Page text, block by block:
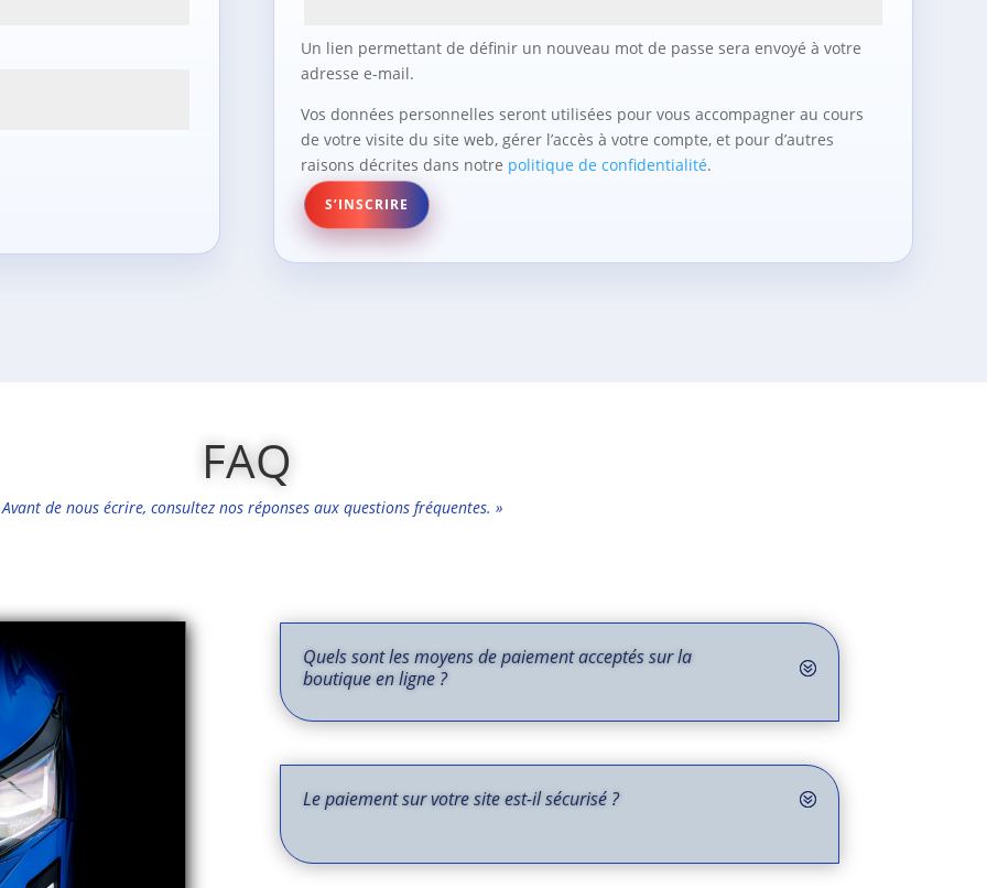
Un lien permettant de définir un nouveau mot de passe sera envoyé à votre
adresse e-mail.
Vos données personnelles seront utilisées pour vous accompagner au cours
de votre visite du site web, gérer l’accès à votre compte, et pour d’autres
raisons décrites dans notre politique de confidentialité.
S’INSCRIRE
FAQ
de nous écrire, consultez nos réponses aux questions fréquentes. »
Quels sont les moyens de paiement acceptés sur la
boutique en ligne ?
Le paiement sur votre site est-il sécurisé ?